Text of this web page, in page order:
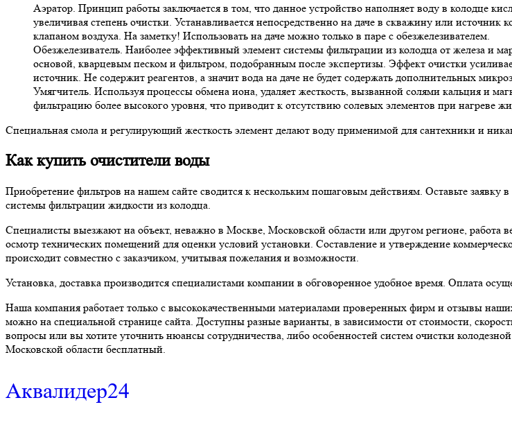
Аэратор. Принцип работы заключается в том, что данное устройство наполняет воду в колодце
увеличивая степень очистки. Устанавливается непосредственно на даче в скважину или
клапаном воздуха. На заметку! Использовать на даче можно только в паре с обезжелезивателем.
Обезжелезиватель. Наиболее эффективный элемент системы фильтрации из колодца от железа и
основой, кварцевым песком и фильтром, подобранным после экспертизы. Эффект очистки
источник. Не содержит реагентов, а значит вода на даче не будет содержать дополнительных
Умягчитель. Используя процессы обмена иона, удаляет жесткость, вызванной солями кальция и
фильтрацию более высокого уровня, что приводит к отсутствию солевых элементов при нагреве
Специальная смола и регулирующий жесткость элемент делают воду применимой для сантехники и
Как купить очистители воды
Приобретение фильтров на нашем сайте сводится к нескольким пошаговым действиям. Оставьте
системы фильтрации жидкости из колодца.
Специалисты выезжают на объект, неважно в Москве, Московской области или другом регионе, работа
осмотр технических помещений для оценки условий установки. Составление и утверждение
происходит совместно с заказчиком, учитывая пожелания и возможности.
Установка, доставка производится специалистами компании в обговоренное удобное время. Оплата
Наша компания работает только с высококачественными материалами проверенных фирм и отзывы
можно на специальной странице сайта. Доступны разные варианты, в зависимости от стоимости,
вопросы или вы хотите уточнить нюансы сотрудничества, либо особенностей систем очистки
Московской области бесплатный.
Аквалидер24